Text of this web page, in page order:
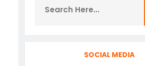
SOCIAL MEDIA